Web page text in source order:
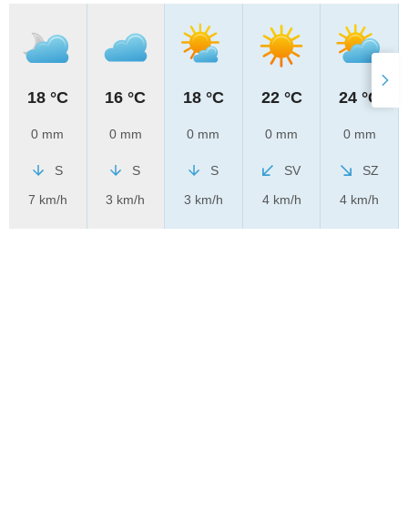
18 °C
0 mm
S
7 km/h
16 °C
0 mm
S
3 km/h
18 °C
0 mm
S
3 km/h
22 °C
0 mm
SV
4 km/h
24 °C
0 mm
SZ
4 km/h